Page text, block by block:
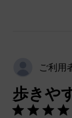
ご利用
歩きや